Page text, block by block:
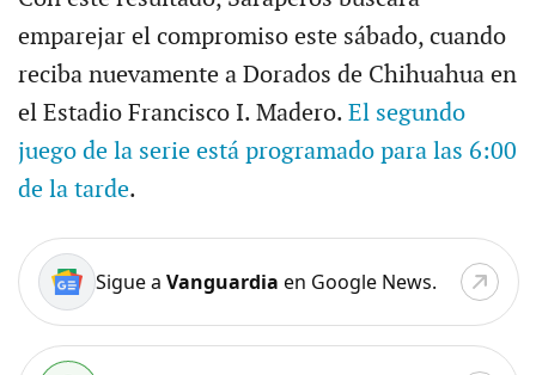
emparejar el compromiso este sábado, cuando
reciba nuevamente a Dorados de Chihuahua en
el Estadio Francisco I. Madero. El segundo
juego de la serie está programado para las 6:00
de la tarde.
Sigue a Vanguardia en Google News.